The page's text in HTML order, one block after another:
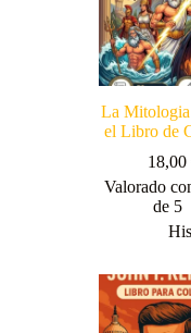
La
el Libro de
18,00
Valorado
de 5